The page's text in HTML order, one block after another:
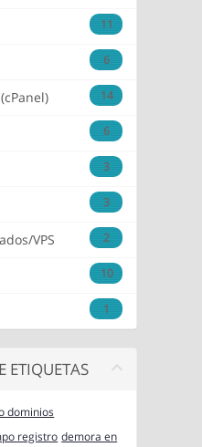
11
6
14
6
3
3
2
VPS
10
1
ETIQUETAS
dominios
registro demora en